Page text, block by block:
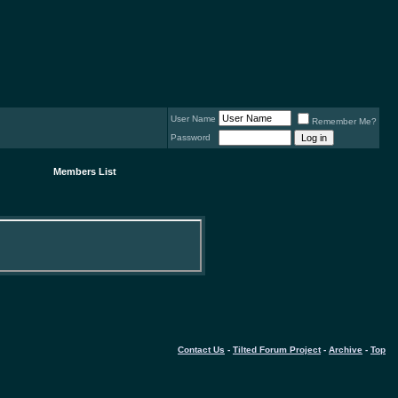
User Name
Remember Me?
Password
Members List
Contact Us - Tilted Forum Project- Archive - Top